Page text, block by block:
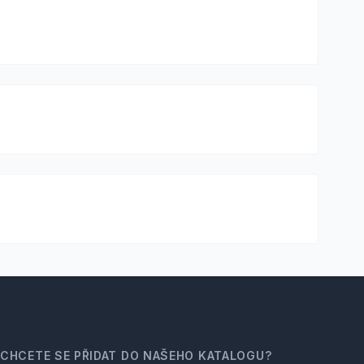
CHCETE SE PŘIDAT DO NAŠEHO KATALOGU?